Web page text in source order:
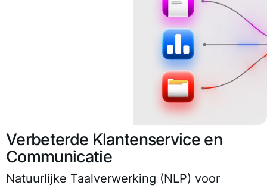
Verbeterde Klantenservice en
Communicatie
Natuurlijke Taalverwerking (NLP) voor